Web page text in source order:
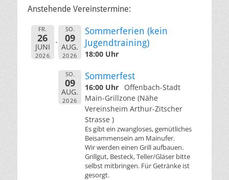
Anstehende Vereinstermine:
FR.
26
JUNI
2026
SO.
09
AUG.
2026
Sommerferien (kein
Jugendtraining)
18:00 Uhr
SO.
09
AUG.
2026
Sommerfest
16:00 Uhr
Offenbach-Stadt
Main-Grillzone (Nähe
Vereinsheim Arthur-Zitscher
Strasse )
Es gibt ein zwangloses, gemütliches
Beisammensein am Mainufer.
Wir werden einen Grill aufbauen.
Grillgut, Besteck, Teller/Gläser bitte
selbst mitbringen. Für Getränke ist
gesorgt.